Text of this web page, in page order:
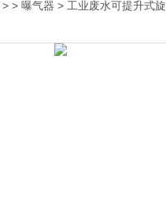
> > 曝气器 > 工业废水可提升式